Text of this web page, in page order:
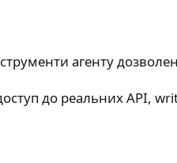
агенту
до реальних API,